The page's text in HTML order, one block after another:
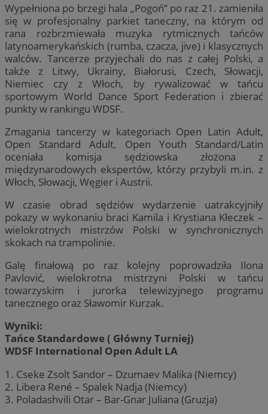
Wypełniona po brzegi hala „Pogoń” po raz 21. zamieniła
się w profesjonalny parkiet taneczny, na którym od
rana rozbrzmiewała muzyka rytmicznych tańców
latynoamerykańskich (rumba, czacza, jive) i klasycznych
walców. Tancerze przyjechali do nas z całej Polski, a
także z Litwy, Ukrainy, Białorusi, Czech, Słowacji,
Niemiec czy z Włoch, by rywalizować w tańcu
sportowym World Dance Sport Federation i zbierać
punkty w rankingu WDSF.
Zmagania tancerzy w kategoriach Open Latin Adult,
Open Standard Adult, Open Youth Standard/Latin
oceniała komisja sędziowska złożona z
międzynarodowych ekspertów, którzy przybyli m.in. z
Włoch, Słowacji, Węgier i Austrii.
W czasie obrad sędziów wydarzenie uatrakcyjniły
pokazy w wykonaniu braci Kamila i Krystiana Kłeczek –
wielokrotnych mistrzów Polski w synchronicznych
skokach na trampolinie.
Galę finałową po raz kolejny poprowadziła Ilona
Pavlović, wielokrotna mistrzyni Polski w tańcu
towarzyskim i jurorka telewizyjnego programu
tanecznego oraz Sławomir Kurzak.
Wyniki:
Tańce Standardowe ( Główny Turniej)
WDSF International Open Adult LA
1. Cseke Zsolt Sandor – Dzumaev Malika (Niemcy)
2. Libera René – Spalek Nadja (Niemcy)
3. Poladashvili Otar – Bar-Gnar Juliana (Gruzja)